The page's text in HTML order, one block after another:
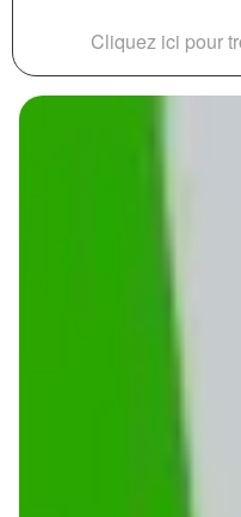
Cliquez ici pour